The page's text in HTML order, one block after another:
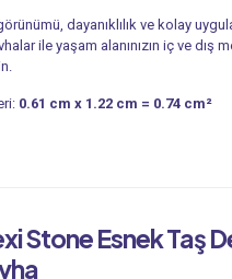
dayanıklılık ve kolay
ile yaşam alanınızın iç ve dış
0.61 cm x 1.22 cm = 0.74 cm²
Stone EsnekTaş